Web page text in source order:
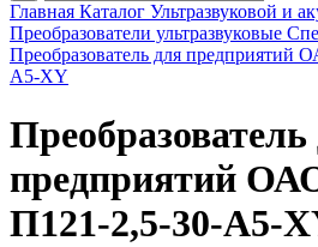
Главная Каталог Ультразвуковой и
Преобразователи ультразвуковые
Преобразователь для
А5-ХY
Преобразователь
предприятий
П121-2,5-30-А5-